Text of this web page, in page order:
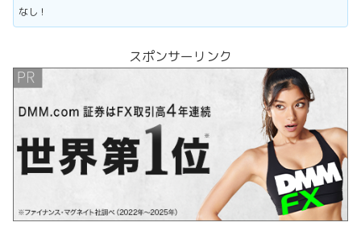
なし！
スポンサーリンク